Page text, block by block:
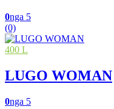
0nga 5
(0)
400 L
LUGO WOMAN
0nga 5